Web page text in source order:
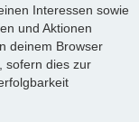
Interessen sowie
und Aktionen
deinem Browser
sofern dies zur